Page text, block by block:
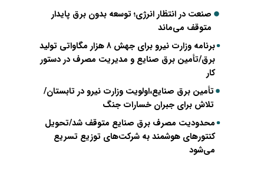
صنعت در انتظار انرژی؛ توسعه بدون برق پایدار
متوقف می‌ماند
برنامه وزارت نیرو برای جهش ۸ هزار مگاواتی تولید
برق/تأمین برق صنایع و مدیریت مصرف در دستور
کار
تأمین برق صنایع،اولویت وزارت نیرو در تابستان/
تلاش برای جبران خسارات جنگ
محدودیت مصرف برق صنایع متوقف شد/تحویل
کنتورهای هوشمند به شرکت‌های توزیع تسریع
می‌شود